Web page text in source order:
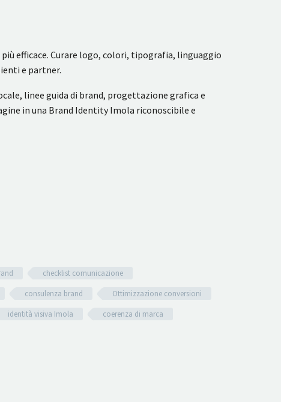
efficace. Curare logo, colori, tipografia, linguaggio
e partner.
linee guida di brand, progettazione grafica e
in una Brand Identity Imola riconoscibile e
checklist comunicazione
consulenza brand
Ottimizzazione conversioni
identità visiva Imola
coerenza di marca